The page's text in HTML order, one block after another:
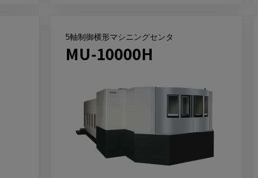
5軸制御横形マシニングセンタ
MU-10000H